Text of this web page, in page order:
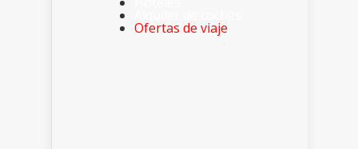
Ofertas de viaje